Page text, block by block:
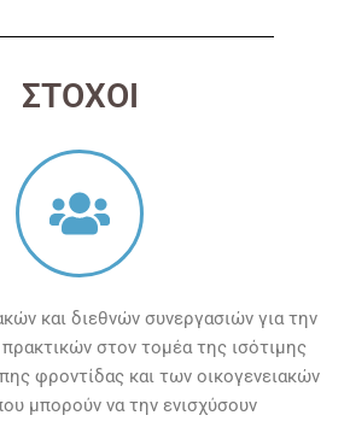
ΣΤΟΧΟΙ
και διεθνών συνεργασιών για την
στον τομέα της ισότιμης
φροντίδας και των οικογενειακών
μπορούν να την ενισχύσουν